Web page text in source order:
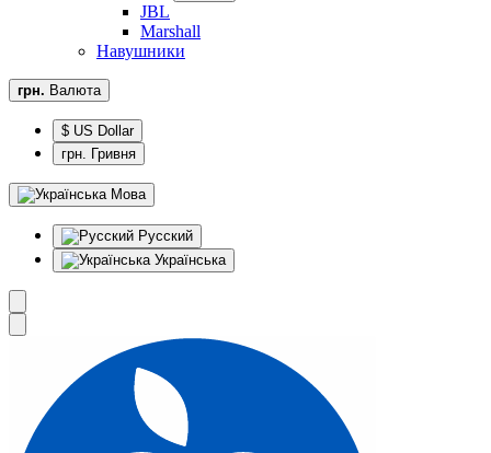
JBL
Marshall
Навушники
грн. Валюта
$ US Dollar
грн. Гривня
Мова
Русский
Українська